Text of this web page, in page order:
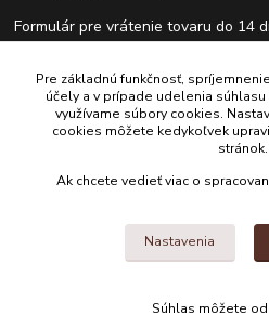
Formulár pre vrátenie tovaru do 14
Kontakty
antikvariat@antikvychod.sk
Pre základnú funkčnosť,
účely a v prípade udelenia
využívame súbory cookies.
cookies môžete kedykoľvek
stránok.
Ak chcete vedieť viac o
Nastavenia
Súhlas môžete